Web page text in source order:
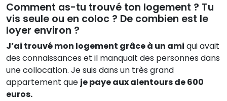
Comment as-tu trouvé ton logement ? Tu
vis seule ou en coloc ? De combien est le
loyer environ ?
J’ai trouvé mon logement grâce à un ami qui avait
des connaissances et il manquait des personnes dans
une collocation. Je suis dans un très grand
appartement que je paye aux alentours de 600
euros.